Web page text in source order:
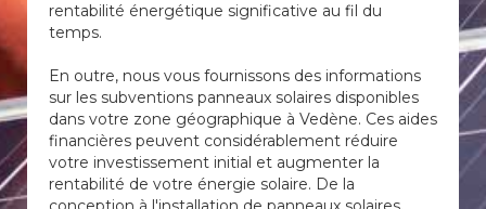
rentabilité énergétique significative au fil du
temps.
En outre, nous vous fournissons des informations
sur les subventions panneaux solaires disponibles
dans votre zone géographique à Vedène. Ces aides
financières peuvent considérablement réduire
votre investissement initial et augmenter la
rentabilité de votre énergie solaire. De la